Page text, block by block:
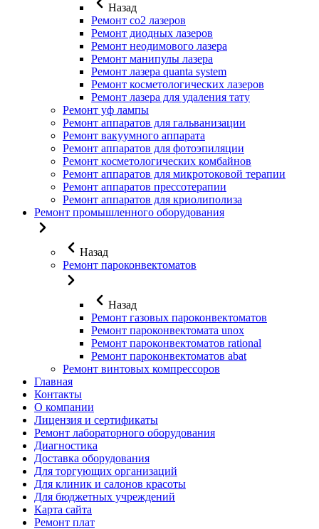
Назад
Ремонт co2 лазеров
Ремонт диодных лазеров
Ремонт неодимового лазера
Ремонт манипулы лазера
Ремонт лазера quanta system
Ремонт косметологических лазеров
Ремонт лазера для удаления тату
Ремонт уф лампы
Ремонт аппаратов для гальванизации
Ремонт вакуумного аппарата
Ремонт аппаратов для фотоэпиляции
Ремонт косметологических комбайнов
Ремонт аппаратов для микротоковой терапии
Ремонт аппаратов прессотерапии
Ремонт аппаратов для криолиполиза
Ремонт промышленного оборудования
Назад
Ремонт пароконвектоматов
Назад
Ремонт газовых пароконвектоматов
Ремонт пароконвектомата unox
Ремонт пароконвектоматов rational
Ремонт пароконвектоматов abat
Ремонт винтовых компрессоров
Главная
Контакты
О компании
Лицензия и сертификаты
Ремонт лабораторного оборудования
Диагностика
Доставка оборудования
Для торгующих организаций
Для клиник и салонов красоты
Для бюджетных учреждений
Карта сайта
Ремонт плат